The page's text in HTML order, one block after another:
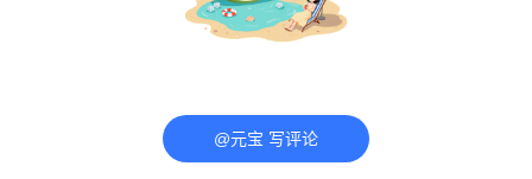
@元宝 写评论